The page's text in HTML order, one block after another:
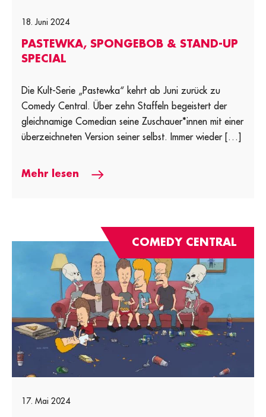
18. Juni 2024
PASTEWKA, SPONGEBOB & STAND-UP
SPECIAL
Die Kult-Serie „Pastewka“ kehrt ab Juni zurück zu
Comedy Central. Über zehn Staffeln begeistert der
gleichnamige Comedian seine Zuschauer*innen mit einer
überzeichneten Version seiner selbst. Immer wieder […]
Mehr lesen
COMEDY CENTRAL
17. Mai 2024